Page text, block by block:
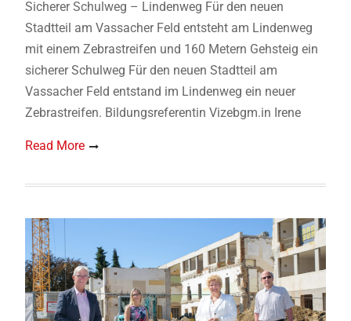
Sicherer Schulweg – Lindenweg Für den neuen
Stadtteil am Vassacher Feld entsteht am Lindenweg
mit einem Zebrastreifen und 160 Metern Gehsteig ein
sicherer Schulweg Für den neuen Stadtteil am
Vassacher Feld entstand im Lindenweg ein neuer
Zebrastreifen. Bildungsreferentin Vizebgm.in Irene
Read More